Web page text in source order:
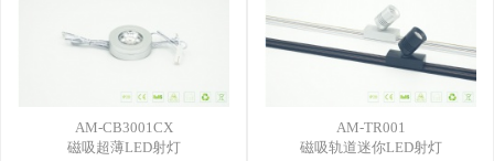
AM-CB3001CX
磁吸超薄LED射灯
AM-TR001
磁吸轨道迷你LED射灯